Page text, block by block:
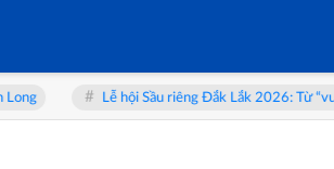
Lễ hội Sầu riêng Đắk Lắk 2026: Từ “vua